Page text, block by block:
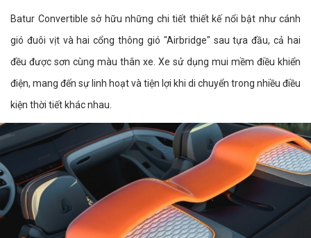
Batur Convertible sở hữu những chi tiết thiết kế nổi bật như cánh
gió đuôi vịt và hai cổng thông gió "Airbridge" sau tựa đầu, cả hai
đều được sơn cùng màu thân xe. Xe sử dụng mui mềm điều khiển
điện, mang đến sự linh hoạt và tiện lợi khi di chuyển trong nhiều điều
kiện thời tiết khác nhau.